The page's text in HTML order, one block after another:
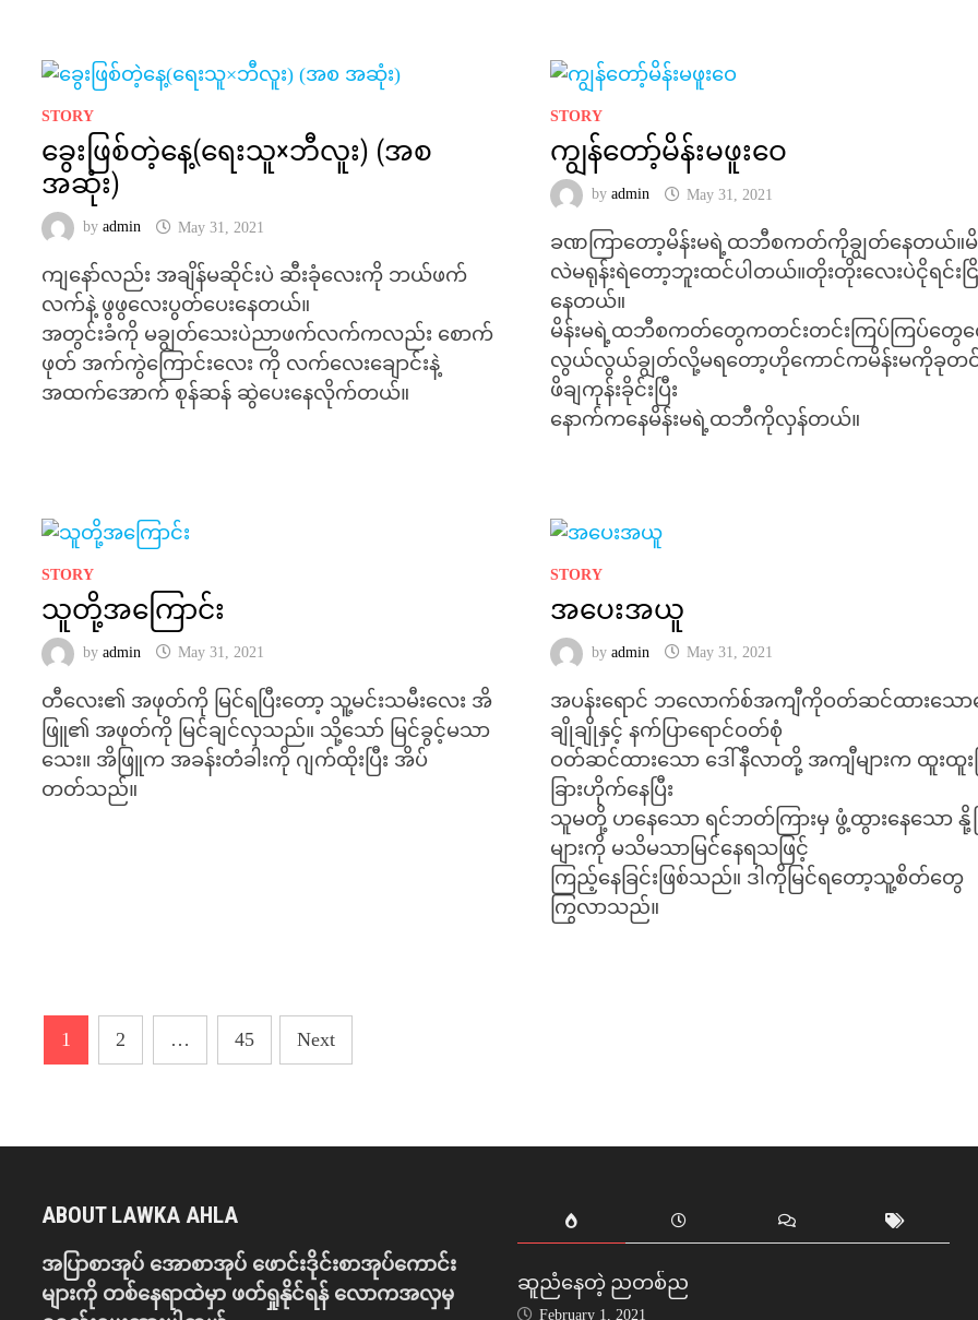
STORY
ခွေးဖြစ်တဲ့နေ့(ရေးသူ×ဘီလူး) (အစ
အဆုံး)
byadmin May 31, 2021
ကျနော်လည်း အချိန်မဆိုင်းပဲ ဆီးခုံလေးကို ဘယ်ဖက်
လက်နဲ့ ဖွဖွလေးပွတ်ပေးနေတယ်။
အတွင်းခံကို မချွတ်သေးပဲညာဖက်လက်ကလည်း စောက်
ဖုတ် အက်ကွဲကြောင်းလေး ကို လက်လေးချောင်းနဲ့
အထက်အောက် စုန်ဆန် ဆွဲပေးနေလိုက်တယ်။
STORY
ကျွန်တော့်မိန်းမဖူးဝေ
by admin May 31, 2021
ခဏကြာတော့မိန်းမရဲ့ထဘီစကတ်ကိုချွတ်နေတယ်။မိ
လဲမရုန်းရဲတော့ဘူးထင်ပါတယ်။တိုးတိုးလေးပဲငိုရင်းင
နေတယ်။
မိန်းမရဲ့ထဘီစကတ်တွေကတင်းတင်းကြပ်ကြပ်တွေ
လွယ်လွယ်ချွတ်လို့မရတော့ဟိုကောင်ကမိန်းမကိုခုတင်
ဖိချကုန်းခိုင်းပြီး
နောက်ကနေမိန်းမရဲ့ထဘီကိုလှန်တယ်။
STORY
သူတို့အကြောင်း
byadmin May 31, 2021
တီလေး၏ အဖုတ်ကို မြင်ရပြီးတော့ သူ့မင်းသမီးလေး အိ
ဖြူ၏ အဖုတ်ကို မြင်ချင်လှသည်။ သို့သော် မြင်ခွင့်မသာ
သေး။ အိဖြူက အခန်းတံခါးကို ဂျက်ထိုးပြီး အိပ်
တတ်သည်။
STORY
အပေးအယူ
by admin May 31, 2021
အပန်းရောင် ဘလောက်စ်အကျီကိုဝတ်ဆင်ထားသော
ချိုချိုနှင့် နက်ပြာရောင်ဝတ်စုံ
ဝတ်ဆင်ထားသော ဒေါ်နီလာတို့ အကျီများက ထူးထူးခ
ခြားဟိုက်နေပြီး
သူမတို့ ဟနေသော ရင်ဘတ်ကြားမှ ဖွံ့ထွားနေသော နို့
များကို မသိမသာမြင်နေရသဖြင့်
ကြည့်နေခြင်းဖြစ်သည်။ ဒါကိုမြင်ရတော့သူ့စိတ်တွေ
ကြွလာသည်။
Posts
pagination
1 2 … 45 Next
ABOUT LAWKA AHLA
အပြာစာအုပ် အောစာအုပ် ဖောင်းဒိုင်းစာအုပ်ကောင်း
များကို တစ်နေရာထဲမှာ ဖတ်ရှုနိုင်ရန် လောကအလှမှ
ဆူညံနေတဲ့ ညတစ်ည
February 1, 2021